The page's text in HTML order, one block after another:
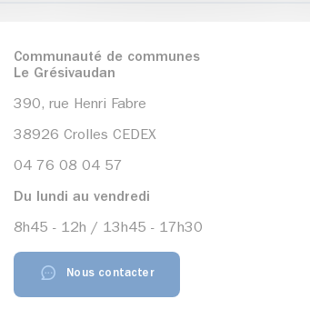
Communauté de communes
Le Grésivaudan
390, rue Henri Fabre
38926 Crolles CEDEX
04 76 08 04 57
Du lundi au vendredi
8h45 - 12h / 13h45 - 17h30
Nous contacter